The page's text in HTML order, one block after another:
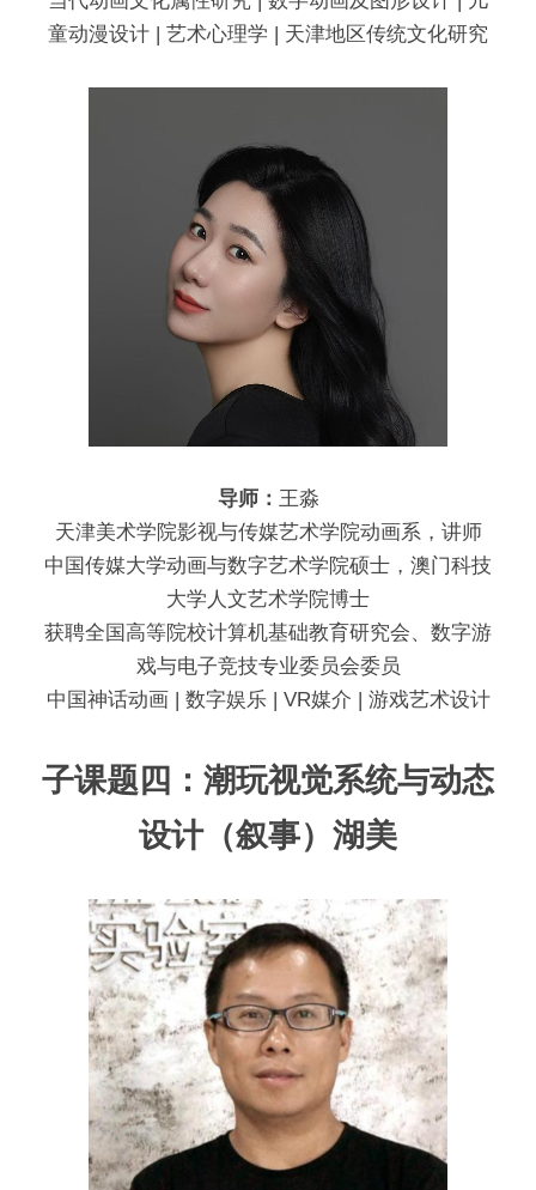
童动漫设计 | 艺术心理学 | 天津地区传统文化研究
导师： 王淼
天津美术学院影视与传媒艺术学院动画系，讲师
中国传媒大学动画与数字艺术学院硕士，澳门科技
大学人文艺术学院博士
获聘全国高等院校计算机基础教育研究会、数字游
戏与电子竞技专业委员会委员
中国神话动画 | 数字娱乐 | VR媒介 | 游戏艺术设计
子课题四：潮玩视觉系统与动态
设计（叙事）湖美